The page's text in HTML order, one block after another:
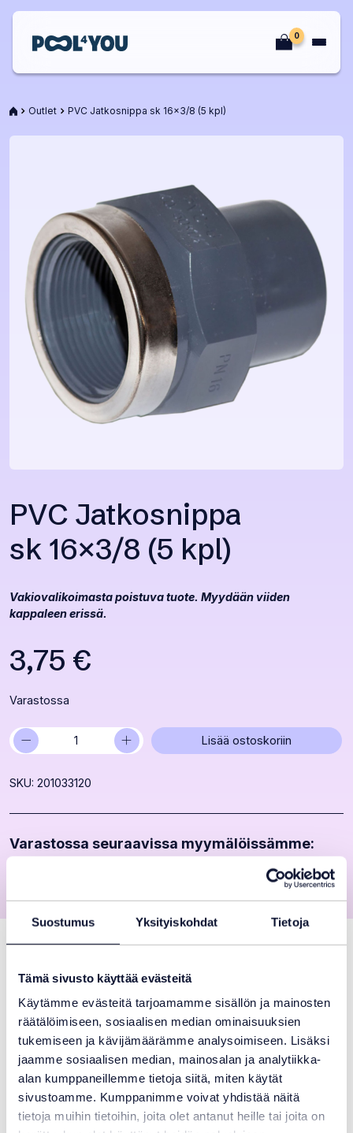
Suostumus Yksityiskohdat Tietoja
Tämä sivusto käyttää evästeitä
Käytämme evästeitä tarjoamamme sisällön ja mainosten
räätälöimiseen, sosiaalisen median ominaisuuksien
tukemiseen ja kävijämäärämme analysoimiseen. Lisäksi
jaamme sosiaalisen median, mainosalan ja analytiikka-
alan kumppaneillemme tietoja siitä, miten käytät
sivustoamme. Kumppanimme voivat yhdistää näitä
tietoja muihin tietoihin, joita olet antanut heille tai joita on
0
EtusivuOutlet PVC Jatkosnippa sk 16x3/8 (5 kpl)
PVC Jatkosnippa
sk 16×3/8 (5 kpl)
Vakiovalikoimasta poistuva tuote. Myydään viiden
kappaleen erissä.
3,75 €
Varastossa
PVC
Jatkosnippa
(5
määrä
+
− Lisää ostoskoriin
SKU: 201033120
Varastossa seuraavissa myymälöissämme:
Kuvaus
PVC jatkosnippa 16 x 3/8″ sisäkierteellä.
Tätä vakiovalikoimasta poistuvaa tuotetta myydään vain
viiden kappaleen erissä (5 kpl = 3,75 €). Ostoskoriin
lisättäessä 1 = 5 kpl, 2 = 10 kpl, 3 = 15 kpl jne.
Voisit olla myös